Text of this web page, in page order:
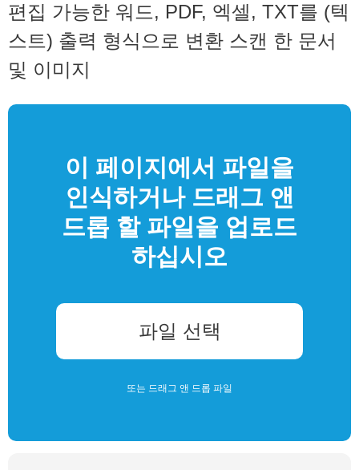
편집 가능한 워드, PDF, 엑셀, TXT를 (텍
스트) 출력 형식으로 변환 스캔 한 문서
및 이미지
이 페이지에서 파일을
인식하거나 드래그 앤
드롭 할 파일을 업로드
하십시오
파일 선택
또는 드래그 앤 드롭 파일